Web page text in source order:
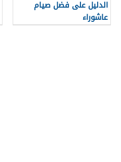
الدليل على فضل صيام
عاشوراء